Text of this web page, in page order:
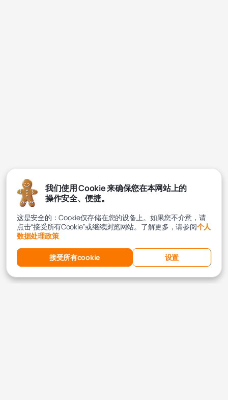
我们使用 Cookie 来确保您在本网站上的
操作安全、便捷。
这是安全的：Cookie仅存储在您的设备上。如果您不介意，请
点击“接受所有Cookie”或继续浏览网站。了解更多，请参阅个人
数据处理政策
接受所有cookie 设置